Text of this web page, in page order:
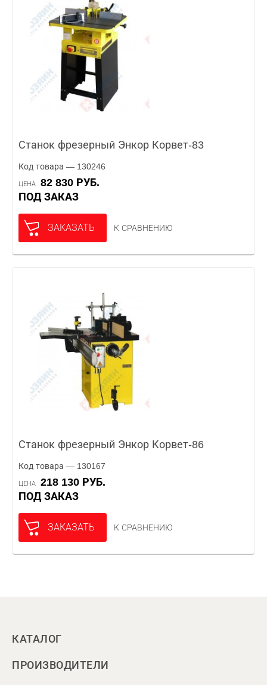
Станок фрезерный Энкор Корвет-83
Код товара — 130246
ЦЕНА
82 830 РУБ.
ПОД ЗАКАЗ
ЗАКАЗАТЬ К СРАВНЕНИЮ
Станок фрезерный Энкор Корвет-86
Код товара — 130167
ЦЕНА
218 130 РУБ.
ПОД ЗАКАЗ
ЗАКАЗАТЬ К СРАВНЕНИЮ
КАТАЛОГ
ПРОИЗВОДИТЕЛИ